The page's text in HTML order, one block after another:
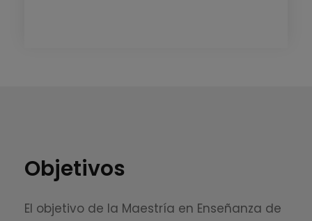
Objetivos
El objetivo de la Maestría en Enseñanza de